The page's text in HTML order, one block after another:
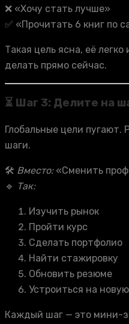
❌ «Хочу стать лучше»
✅ «Прочитать 6 книг по
Такая цель ясна, её
делать прямо сейчас.
⏳ Шаг 3: Делите на
Глобальные цели пугают.
шаги.
🛠 Вместо:«Сменить
🔹 Так:
Изучить рынок
Пройти курс
Сделать портфолио
Найти стажировку
Обновить резюме
Устроиться на
Каждый шаг — это мини-